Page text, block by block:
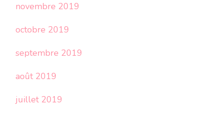
novembre 2019
octobre 2019
septembre 2019
août 2019
juillet 2019